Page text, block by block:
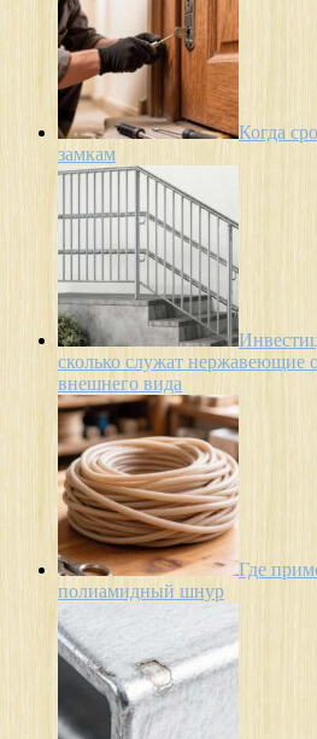
Когда
замкам
сколько служат нержавеющие
внешнего вида
Где
полиамидный шнур